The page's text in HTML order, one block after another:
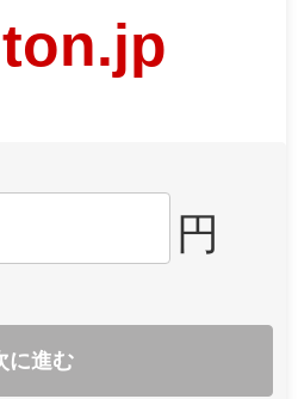
円
に進む